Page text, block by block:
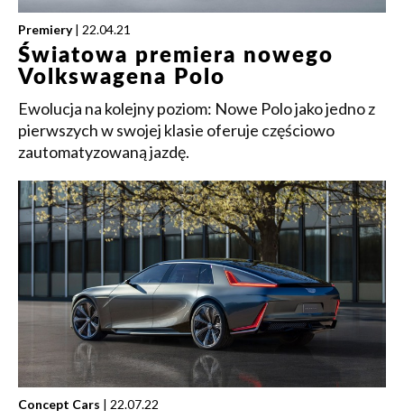
Premiery | 22.04.21
Światowa premiera nowego
Volkswagena Polo
Ewolucja na kolejny poziom: Nowe Polo jako jedno z
pierwszych w swojej klasie oferuje częściowo
zautomatyzowaną jazdę.
Concept Cars | 22.07.22